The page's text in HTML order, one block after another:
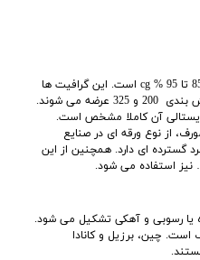
گرافیت فلیک ورقه ای دارای خلوص کربن 85 تا 95 % cg است. این گرافیت ها
معمولا با اندازه دانۀ 5 تا 20 میکرون و مش بندی 200 و 325 عرضه می شوند.
آن کاملا مشخص است.
از نوع ورقه ای در صنایع
گسترده ای دارد. همچنین از این
استفاده می شود.
یا رسوبی و آهکی تشکیل می شود.
برابر نوع آمورف است. چین، برزیل و کانادا